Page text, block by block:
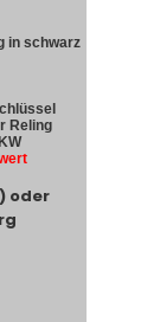
in schwarz
Reling
oder